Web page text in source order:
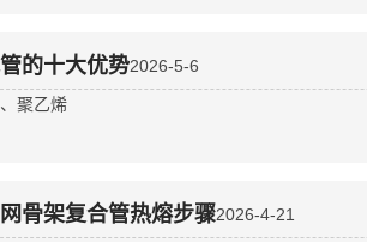
的十大优势2026-5-6
聚乙烯
骨架复合管热熔步骤2026-4-21